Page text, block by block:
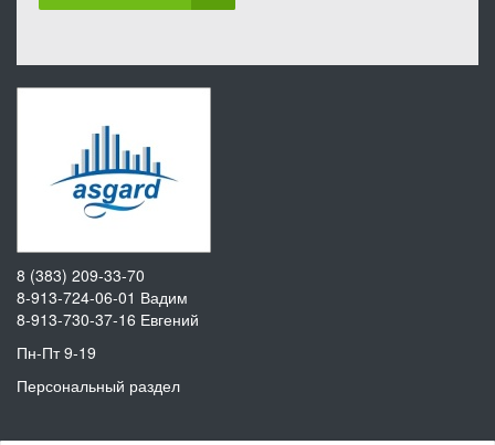
8 (383) 209-33-70
8-913-724-06-01 Вадим
8-913-730-37-16 Евгений
Пн-Пт 9-19
Персональный раздел